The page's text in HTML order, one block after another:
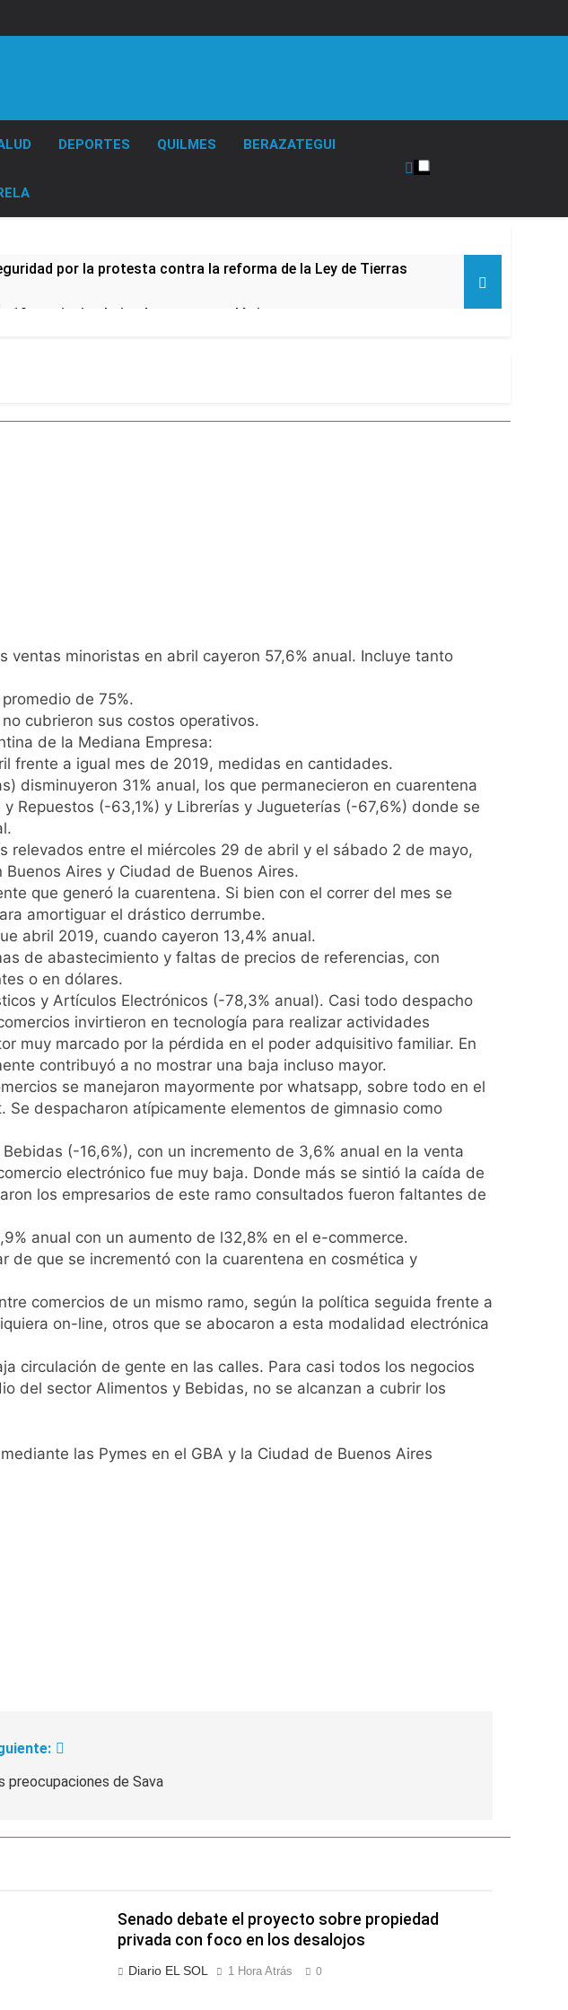
DEPORTES QUILMES BERAZATEGUI
por la protesta contra la reforma de la Ley de Tierras
10 provincias bajo alerta meteorológica
tirar napalm sobre el Gran Buenos Aires
ilusionarse con el Reducido
extranjeros
a través de TikTok
Quilmes en la causa Malvinas
50 años de trayectoria
y Quilmes
en el país
con entrada libre y gratuita
y promete dar pelea por el arco
país volvió a subir
atribuyó la medida a diferencias ideológicas
agosto: vuelve el frío polar al AMBA
minoristas en abril cayeron 57,6% anual. Incluye tanto
de 75%.
cubrieron sus costos operativos.
de la Mediana Empresa:
frente a igual mes de 2019, medidas en cantidades.
disminuyeron 31% anual, los que permanecieron en cuarentena
Repuestos (-63,1%) y Librerías y Jugueterías (-67,6%) donde se
relevados entre el miércoles 29 de abril y el sábado 2 de mayo,
Aires y Ciudad de Buenos Aires.
que generó la cuarentena. Si bien con el correr del mes se
amortiguar el drástico derrumbe.
abril 2019, cuando cayeron 13,4% anual.
de abastecimiento y faltas de precios de referencias, con
o en dólares.
y Artículos Electrónicos (-78,3% anual). Casi todo despacho
invirtieron en tecnología para realizar actividades
muy marcado por la pérdida en el poder adquisitivo familiar. En
contribuyó a no mostrar una baja incluso mayor.
se manejaron mayormente por whatsapp, sobre todo en el
despacharon atípicamente elementos de gimnasio como
(-16,6%), con un incremento de 3,6% anual en la venta
electrónico fue muy baja. Donde más se sintió la caída de
los empresarios de este ramo consultados fueron faltantes de
anual con un aumento de l32,8% en el e-commerce.
de que se incrementó con la cuarentena en cosmética y
comercios de un mismo ramo, según la política seguida frente a
on-line, otros que se abocaron a esta modalidad electrónica
circulación de gente en las calles. Para casi todos los negocios
del sector Alimentos y Bebidas, no se alcanzan a cubrir los
las Pymes en el GBA y la Ciudad de Buenos Aires
preocupaciones de Sava
Senado debate el proyecto sobre propiedad
privada con foco en los desalojos
Diario EL SOL 1 Hora Atrás 0